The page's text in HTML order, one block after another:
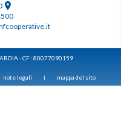
- CF : 80077090159
note legali | mappa del sito